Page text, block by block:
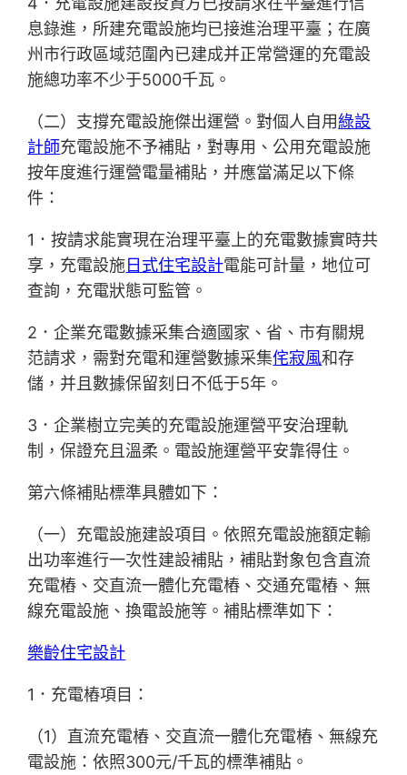
息錄進，所建充電設施均已接進治理平臺；在廣
州市行政區域范圍內已建成并正常營運的充電設
施總功率不少于5000千瓦。
（二）支撐充電設施傑出運營。對個人自用綠設
計師充電設施不予補貼，對專用、公用充電設施
按年度進行運營電量補貼，并應當滿足以下條
件：
1．按請求能實現在治理平臺上的充電數據實時共
享，充電設施日式住宅設計電能可計量，地位可
查詢，充電狀態可監管。
2．企業充電數據采集合適國家、省、市有關規
范請求，需對充電和運營數據采集侘寂風和存
儲，并且數據保留刻日不低于5年。
3．企業樹立完美的充電設施運營平安治理軌
制，保證充且溫柔。電設施運營平安靠得住。
第六條補貼標準具體如下：
（一）充電設施建設項目。依照充電設施額定輸
出功率進行一次性建設補貼，補貼對象包含直流
充電樁、交直流一體化充電樁、交通充電樁、無
線充電設施、換電設施等。補貼標準如下：
樂齡住宅設計
1．充電樁項目：
（1）直流充電樁、交直流一體化充電樁、無線充
電設施：依照300元/千瓦的標準補貼。